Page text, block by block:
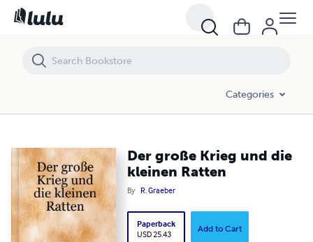
Categories
Der große Krieg und die
kleinen Ratten
By R. Graeber
Paperback
USD 25.43
Add to Cart
Der große Krieg und die kleinen Ratten